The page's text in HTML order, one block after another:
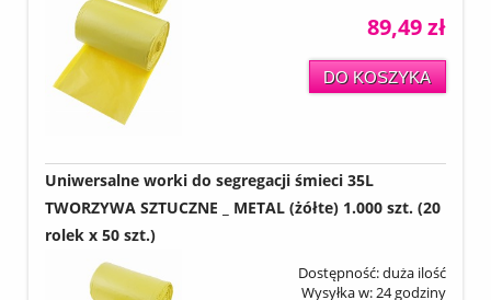
89,49 zł
DO KOSZYKA
Uniwersalne worki do segregacji śmieci 35L
TWORZYWA SZTUCZNE _ METAL (żółte) 1.000 szt. (20
rolek x 50 szt.)
Dostępność:duża ilość
Wysyłka w:24 godziny